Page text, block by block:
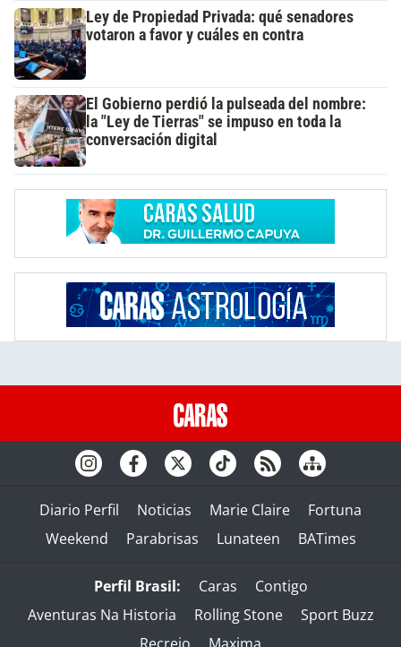
Ley de Propiedad Privada: qué senadores
votaron a favor y cuáles en contra
El Gobierno perdió la pulseada del nombre:
la "Ley de Tierras" se impuso en toda la
conversación digital
Diario Perfil Noticias Marie Claire
Fortuna
Weekend
Parabrisas Lunateen BATimes
Perfil Brasil: Caras
Contigo
Aventuras Na Historia
Rolling Stone
Sport Buzz